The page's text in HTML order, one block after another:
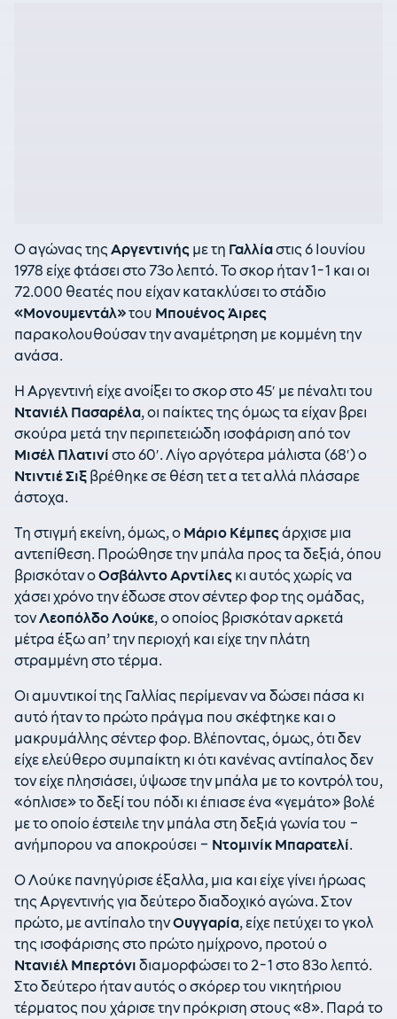
Ο αγώνας της Αργεντινής με τη Γαλλίαστις 6 Ιουνίου
1978 είχε φτάσει στο 73ο λεπτό. Το σκορ ήταν 1-1 και οι
72.000 θεατές που είχαν κατακλύσει το στάδιο
«Μονουμεντάλ»του Μπουένος Άιρες
παρακολουθούσαν την αναμέτρηση με κομμένη την
ανάσα.
Η Αργεντινή είχε ανοίξει το σκορ στο 45′ με πέναλτι του
Ντανιέλ Πασαρέλα, οι παίκτες της όμως τα είχαν βρει
σκούρα μετά την περιπετειώδη ισοφάριση από τον
Μισέλ Πλατινί στο 60′. Λίγο αργότερα μάλιστα (68′) ο
Ντιντιέ Σιξ βρέθηκε σε θέση τετ α τετ αλλά πλάσαρε
άστοχα.
Τη στιγμή εκείνη, όμως, ο Μάριο Κέμπεςάρχισε μια
αντεπίθεση. Προώθησε την μπάλα προς τα δεξιά, όπου
βρισκόταν οΟσβάλντο Αρντίλες κι αυτός χωρίς να
χάσει χρόνο την έδωσε στον σέντερ φορ της ομάδας,
τονΛεοπόλδο Λούκε, ο οποίος βρισκόταν αρκετά
μέτρα έξω απ’ την περιοχή και είχε την πλάτη
στραμμένη στο τέρμα.
Οι αμυντικοί της Γαλλίας περίμεναν να δώσει πάσα κι
αυτό ήταν το πρώτο πράγμα που σκέφτηκε και ο
μακρυμάλλης σέντερ φορ. Βλέποντας, όμως, ότι δεν
είχε ελεύθερο συμπαίκτη κι ότι κανένας αντίπαλος δεν
τον είχε πλησιάσει, ύψωσε την μπάλα με το κοντρόλ του,
«όπλισε» το δεξί του πόδι κι έπιασε ένα «γεμάτο» βολέ
με το οποίο έστειλε την μπάλα στη δεξιά γωνία του –
ανήμπορου να αποκρούσει – Ντομινίκ Μπαρατελί.
Ο Λούκε πανηγύρισε έξαλλα, μια και είχε γίνει ήρωας
της Αργεντινής για δεύτερο διαδοχικό αγώνα. Στον
πρώτο, με αντίπαλο τηνΟυγγαρία, είχε πετύχει το γκολ
της ισοφάρισης στο πρώτο ημίχρονο, προτού ο
Ντανιέλ Μπερτόνι διαμορφώσει το 2-1 στο 83ο λεπτό.
Στο δεύτερο ήταν αυτός ο σκόρερ του νικητήριου
τέρματος που χάρισε την πρόκριση στους «8». Παρά το